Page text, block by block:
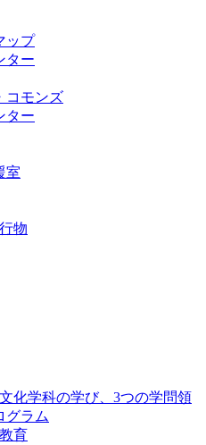
ップ
ター
コモンズ
ター
室
物
化学科の学び、3つの学問領
グラム
育